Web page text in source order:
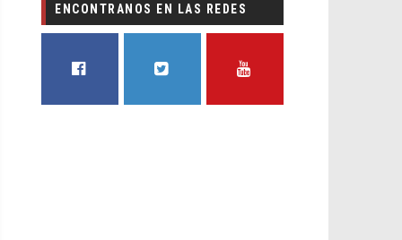
ENCONTRANOS EN LAS REDES